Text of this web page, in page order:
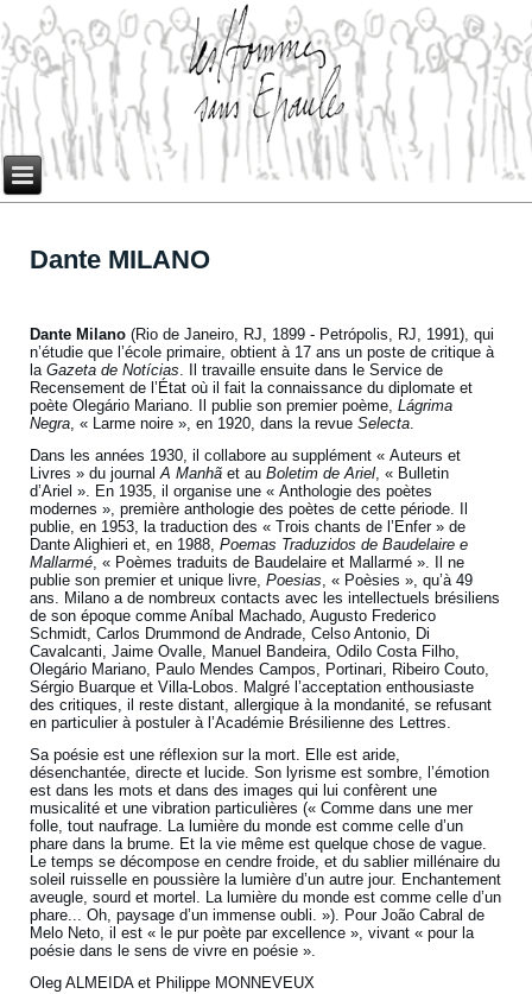
Dante MILANO
Dante Milano (Rio de Janeiro, RJ, 1899 - Petrópolis, RJ, 1991), qui
n’étudie que l’école primaire, obtient à 17 ans un poste de critique à
laGazeta de Notícias. Il travaille ensuite dans le Service de
Recensement de l’État où il fait la connaissance du diplomate et
poète Olegário Mariano. Il publie son premier poème,Lágrima
Negra, « Larme noire », en 1920, dans la revueSelecta.
Dans les années 1930, il collabore au supplément « Auteurs et
Livres » du journalA Manhã et auBoletim de Ariel, « Bulletin
d’Ariel ». En 1935, il organise une « Anthologie des poètes
modernes », première anthologie des poètes de cette période. Il
publie, en 1953, la traduction des « Trois chants de l’Enfer » de
Dante Alighieri et, en 1988,Poemas Traduzidos de Baudelaire e
Mallarmé, « Poèmes traduits de Baudelaire et Mallarmé ». Il ne
publie son premier et unique livre,Poesias, « Poèsies », qu’à 49
ans. Milano a de nombreux contacts avec les intellectuels brésiliens
de son époque comme Aníbal Machado, Augusto Frederico
Schmidt, Carlos Drummond de Andrade, Celso Antonio, Di
Cavalcanti, Jaime Ovalle, Manuel Bandeira, Odilo Costa Filho,
Olegário Mariano, Paulo Mendes Campos, Portinari, Ribeiro Couto,
Sérgio Buarque et Villa-Lobos. Malgré l’acceptation enthousiaste
des critiques, il reste distant, allergique à la mondanité, se refusant
en particulier à postuler à l’Académie Brésilienne des Lettres.
Sa poésie est une réflexion sur la mort. Elle est aride,
désenchantée, directe et lucide. Son lyrisme est sombre, l’émotion
est dans les mots et dans des images qui lui confèrent une
musicalité et une vibration particulières (« Comme dans une mer
folle, tout naufrage. La lumière du monde est comme celle d’un
phare dans la brume. Et la vie même est quelque chose de vague.
Le temps se décompose en cendre froide, et du sablier millénaire du
soleil ruisselle en poussière la lumière d’un autre jour. Enchantement
aveugle, sourd et mortel. La lumière du monde est comme celle d’un
phare... Oh, paysage d’un immense oubli. »). Pour João Cabral de
Melo Neto, il est « le pur poète par excellence », vivant « pour la
poésie dans le sens de vivre en poésie ».
Oleg ALMEIDA et Philippe MONNEVEUX